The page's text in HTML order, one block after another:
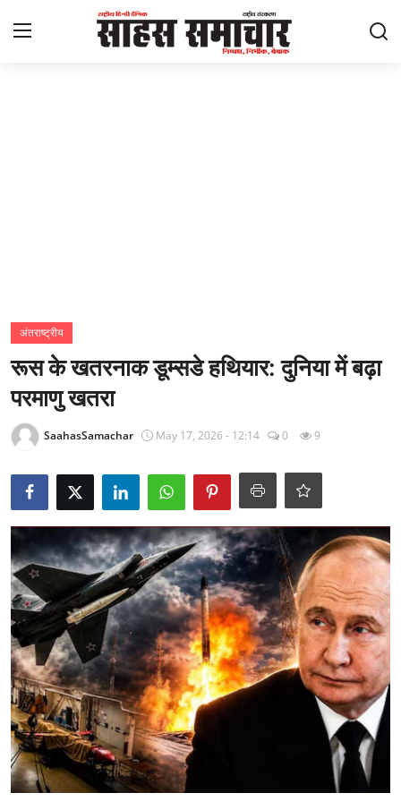
राज्य
अंतराष्ट्रीय
राजनीति
Epaper
धर्म
लाइफस्टाइल
टेक
अंतराष्ट्रीय
रूस के खतरनाक डूम्सडे हथियार: दुनिया में बढ़ा
परमाणु खतरा
SaahasSamachar May 17, 2026 - 12:14 0 9